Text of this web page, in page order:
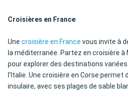
Croisières en France
Une croisière en France vous invite à
la méditerranée. Partez en croisière à
pour explorer des destinations
l'Italie. Une croisière en Corse permet
insulaire, avec ses plages de sable